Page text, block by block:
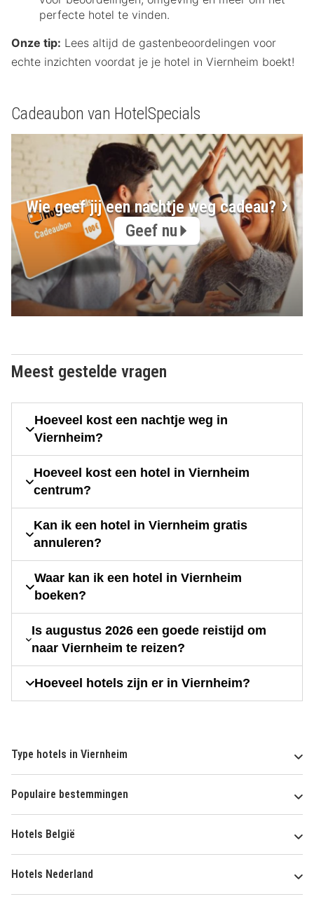
perfecte hotel te vinden.
Onze tip: Lees altijd de gastenbeoordelingen voor
echte inzichten voordat je je hotel in Viernheim boekt!
Cadeaubon van HotelSpecials
Wie geef jij een nachtje weg cadeau?
Geef nu
Meest gestelde vragen
Hoeveel kost een nachtje weg in
Viernheim?
Hoeveel kost een hotel in Viernheim
centrum?
Kan ik een hotel in Viernheim gratis
annuleren?
Waar kan ik een hotel in Viernheim
boeken?
Is augustus 2026 een goede reistijd om
naar Viernheim te reizen?
Hoeveel hotels zijn er in Viernheim?
Type hotels in Viernheim
Populaire bestemmingen
Hotels België
Hotels Nederland